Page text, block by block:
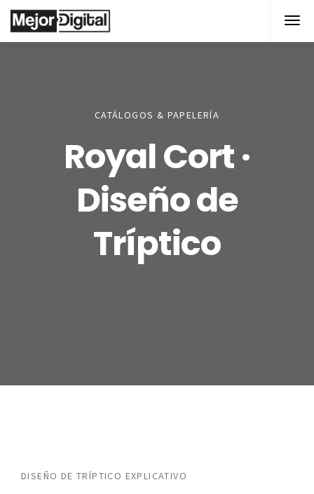
CATÁLOGOS & PAPELERÍA
Royal Cort ·
Diseño de
Tríptico
DISEÑO DE TRÍPTICO EXPLICATIVO